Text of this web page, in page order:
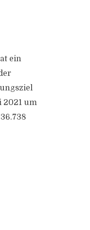
ein
2021 um